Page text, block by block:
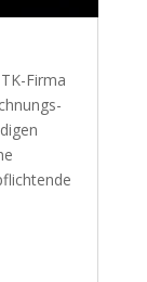
Firma